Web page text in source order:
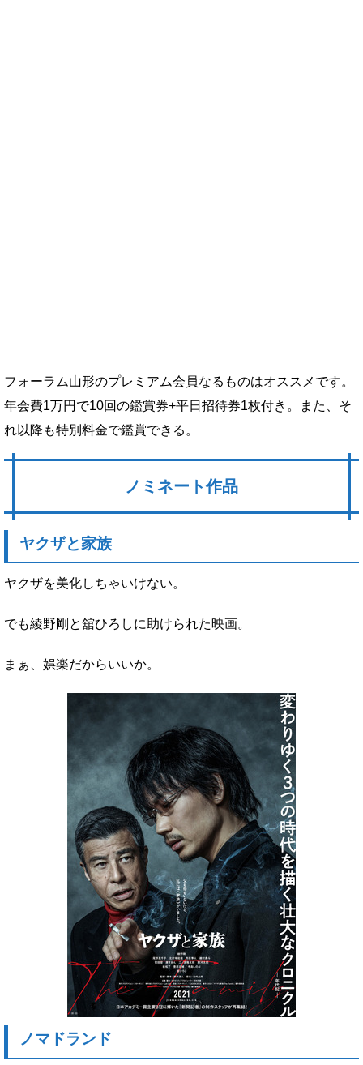
フォーラム山形のプレミアム会員なるものはオススメです。
年会費1万円で10回の鑑賞券+平日招待券1枚付き。また、そ
れ以降も特別料金で鑑賞できる。
ノミネート作品
ヤクザと家族
ヤクザを美化しちゃいけない。
でも綾野剛と舘ひろしに助けられた映画。
まぁ、娯楽だからいいか。
ノマドランド